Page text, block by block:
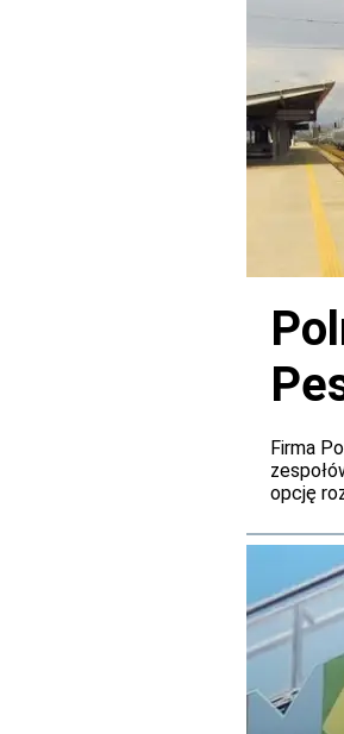
Firma
opcję